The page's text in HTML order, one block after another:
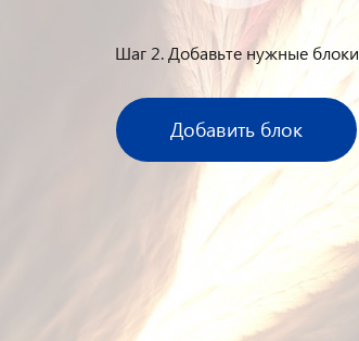
Шаг 2. Добавьте нужные блоки
Добавить блок